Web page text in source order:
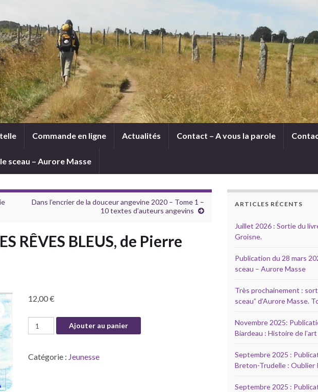
Commande en ligne Actualités Contact – A vous la parole
sceau – Aurore Masse
Dans l’encrier de la douceur angevine 2020 – Tome 1 –
10 textes d’auteurs angevins
RÊVES BLEUS, de Pierre
12,00€
quantité de COCCIBULLE AU PAYS DES RÊVES BLEUS, de Pierre Rêve
Ajouter au panier
Catégorie : Jeunesse
ARTICLES RÉCENTS
Juillet 2026 : Sortie du
Groisne.
Publication du 28 mars
sceau – Aurore Masse
Très prochainement :
sceau” d’Aurore Masse.
Novembre 2025:
Biardeau : Histoire de
Septembre 2025 :
Breton-Trudelle : Oublier
Septembre 2025 :